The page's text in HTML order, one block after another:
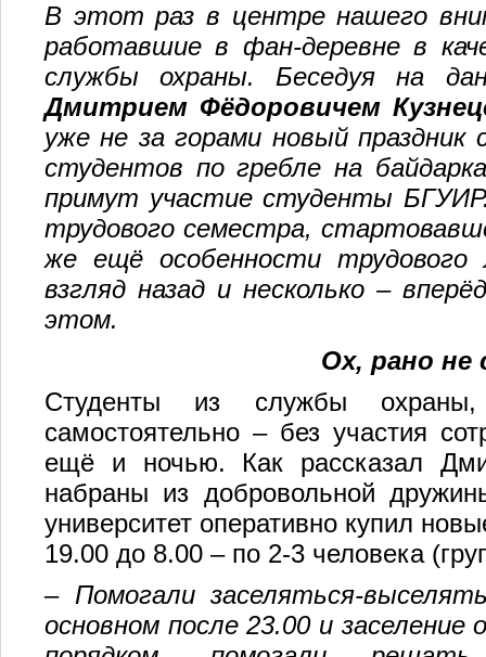
В этот раз в центре нашего
работавшие в фан-деревне в
службы охраны. Беседуя на
Дмитрием Фёдоровичем
уже не за горами новый
студентов по гребле на
примут участие студенты
трудового семестра,
же ещё особенности
взгляд назад и несколько –
этом.
Ох, рано не
Студенты из службы
самостоятельно – без участия
ещё и ночью. Как рассказал
набраны из добровольной
университет оперативно купил
19.00 до 8.00 – по 2-3 человека
–Помогали заселяться-
основном после 23.00 и